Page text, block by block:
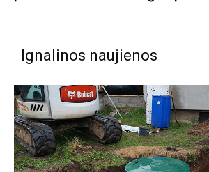
Ignalinos naujienos